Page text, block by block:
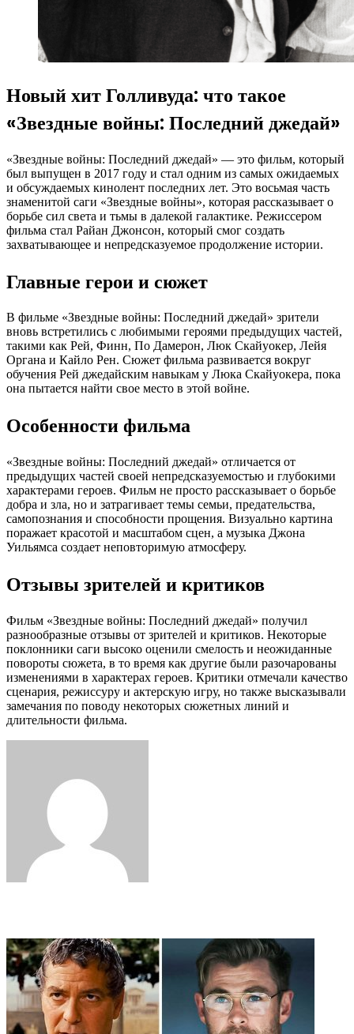
Новый хит Голливуда: что такое
«Звездные войны: Последний джедай»
«Звездные войны: Последний джедай» — это фильм, который
был выпущен в 2017 году и стал одним из самых ожидаемых
и обсуждаемых кинолент последних лет. Это восьмая часть
знаменитой саги «Звездные войны», которая рассказывает о
борьбе сил света и тьмы в далекой галактике. Режиссером
фильма стал Райан Джонсон, который смог создать
захватывающее и непредсказуемое продолжение истории.
Главные герои и сюжет
В фильме «Звездные войны: Последний джедай» зрители
вновь встретились с любимыми героями предыдущих частей,
такими как Рей, Финн, По Дамерон, Люк Скайуокер, Лейя
Органа и Кайло Рен. Сюжет фильма развивается вокруг
обучения Рей джедайским навыкам у Люка Скайуокера, пока
она пытается найти свое место в этой войне.
Особенности фильма
«Звездные войны: Последний джедай» отличается от
предыдущих частей своей непредсказуемостью и глубокими
характерами героев. Фильм не просто рассказывает о борьбе
добра и зла, но и затрагивает темы семьи, предательства,
самопознания и способности прощения. Визуально картина
поражает красотой и масштабом сцен, а музыка Джона
Уильямса создает неповторимую атмосферу.
Отзывы зрителей и критиков
Фильм «Звездные войны: Последний джедай» получил
разнообразные отзывы от зрителей и критиков. Некоторые
поклонники саги высоко оценили смелость и неожиданные
повороты сюжета, в то время как другие были разочарованы
изменениями в характерах героев. Критики отмечали качество
сценария, режиссуру и актерскую игру, но также высказывали
замечания по поводу некоторых сюжетных линий и
длительности фильма.